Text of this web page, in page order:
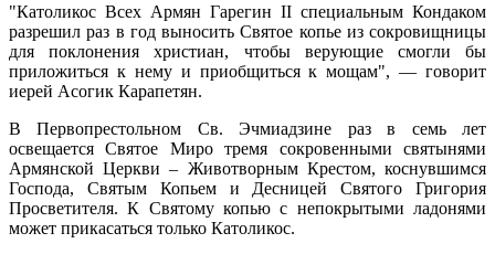
"Католикос Всех Армян Гарегин II специальным Кондаком
разрешил раз в год выносить Святое копье из сокровищницы
для поклонения христиан, чтобы верующие смогли бы
приложиться к нему и приобщиться к мощам", — говорит
иерей Асогик Карапетян.
В Первопрестольном Св. Эчмиадзине раз в семь лет
освещается Святое Миро тремя сокровенными святынями
Армянской Церкви – Животворным Крестом, коснувшимся
Господа, Святым Копьем и Десницей Святого Григория
Просветителя. К Святому копью с непокрытыми ладонями
может прикасаться только Католикос.